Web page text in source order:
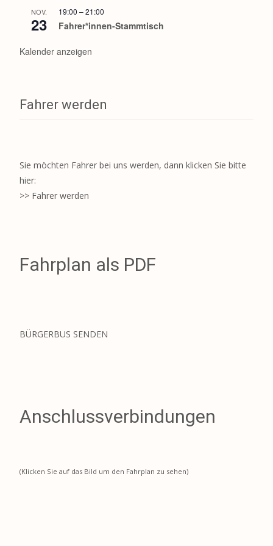
NOV.
23
19:00 –21:00
Fahrer*innen-Stammtisch
Kalender anzeigen
Fahrer werden
Sie möchten Fahrer bei uns werden, dann klicken Sie bitte
hier:
>> Fahrer werden
Fahrplan als PDF
BÜRGERBUS SENDEN
Anschlussverbindungen
(Klicken Sie auf das Bild um den Fahrplan zu sehen)